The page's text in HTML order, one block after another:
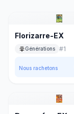
Florizarre-EX
Générations #1
Nous rachetons